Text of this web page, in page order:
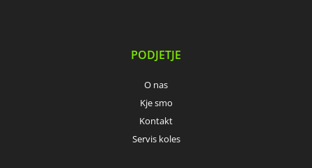
PODJETJE
O nas
Kje smo
Kontakt
Servis koles